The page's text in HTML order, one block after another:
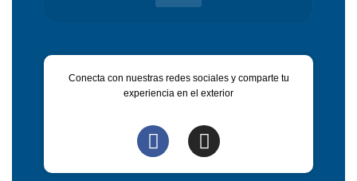
Conecta con nuestras redes sociales y comparte tu
experiencia en el exterior